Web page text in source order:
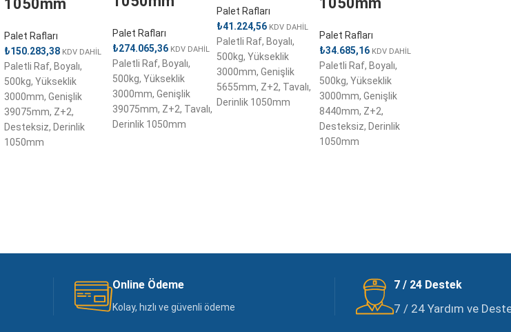
1050mm
Palet Rafları
₺150.283,38 KDV DAHİL
Paletli Raf, Boyalı,
500kg, Yükseklik
3000mm, Genişlik
39075mm, Z+2,
Desteksiz, Derinlik
1050mm
Palet Rafları
₺274.065,36 KDV DAHİL
Paletli Raf, Boyalı,
500kg, Yükseklik
3000mm, Genişlik
39075mm, Z+2, Tavalı,
Derinlik 1050mm
Palet Rafları
₺41.224,56 KDV DAHİL
Paletli Raf, Boyalı,
500kg, Yükseklik
3000mm, Genişlik
5655mm, Z+2, Tavalı,
Derinlik 1050mm
Palet Rafları
₺34.685,16 KDV DAHİL
Paletli Raf, Boyalı,
500kg, Yükseklik
3000mm, Genişlik
8440mm, Z+2,
Desteksiz, Derinlik
1050mm
Online Ödeme
Kolay, hızlı ve güvenli ödeme
7 / 24 Destek
7 / 24 Yardım ve